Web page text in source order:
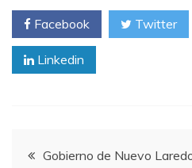
Facebook Twitter
Linkedin
PostGobierno de Nuevo